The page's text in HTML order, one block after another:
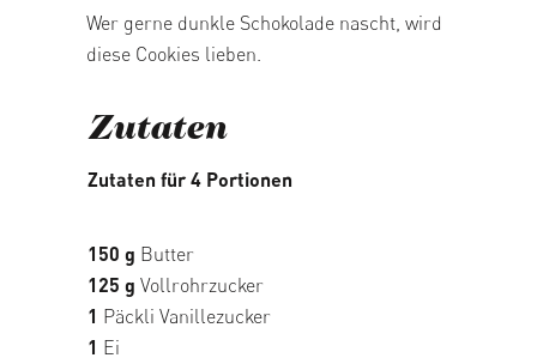
Wer gerne dunkle Schokolade nascht, wird
diese Cookies lieben.
Zutaten
Zutaten für 4 Portionen
150 g Butter
125 g Vollrohrzucker
1 Päckli Vanillezucker
1 Ei